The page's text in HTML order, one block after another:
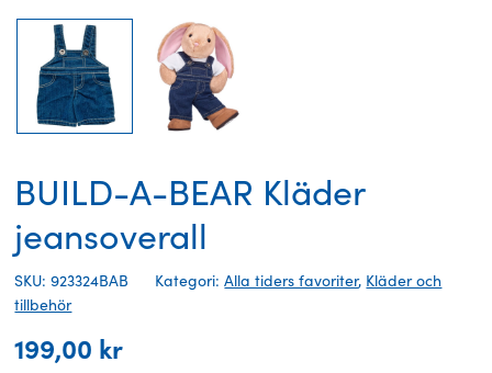
BUILD-A-BEAR Kläder
jeansoverall
SKU: 923324BAB Kategori:Alla tiders favoriter, Kläder och
tillbehör
199,00 kr